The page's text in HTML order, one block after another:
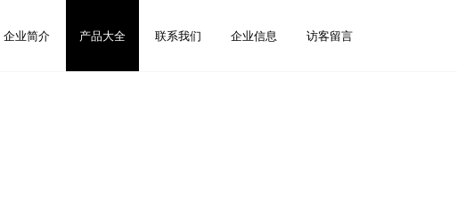
企业简介 产品大全 联系我们 企业信息 访客留言